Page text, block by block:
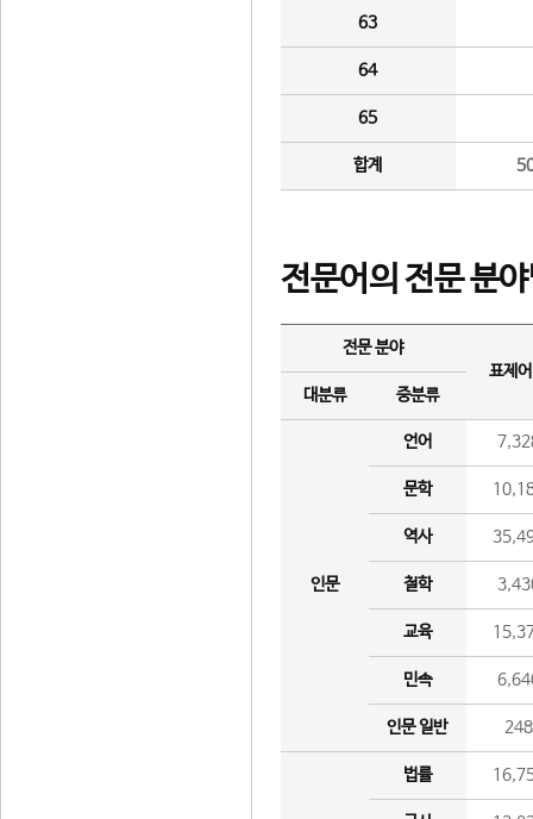
63
64
65
합계
전문어의 전문 분
전문 분야
표제
대분류
중분류
인문
언어
문학
역사
철학
교육
민속
인문 일반 248
법률